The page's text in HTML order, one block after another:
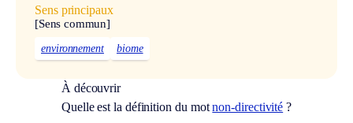
Sens principaux
[Sens commun]
environnement biome
À découvrir
Quelle est la définition du motnon-directivité ?